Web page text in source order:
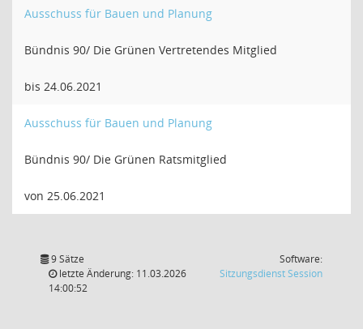
Ausschuss für Bauen und Planung
Bündnis 90/ Die Grünen Vertretendes Mitglied
bis 24.06.2021
Ausschuss für Bauen und Planung
Bündnis 90/ Die Grünen Ratsmitglied
von 25.06.2021
9 Sätze
letzte Änderung: 11.03.2026
14:00:52
Software:
SitzungsdienstSession(Wird in